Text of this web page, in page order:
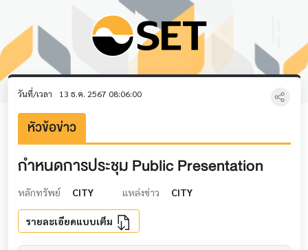
วันที่/เวลา 13 ธ.ค. 2567 08:06:00
หัวข้อข่าว
กำหนดการประชุม Public Presentation
หลักทรัพย์ CITY แหล่งข่าว CITY
รายละเอียดแบบเต็ม